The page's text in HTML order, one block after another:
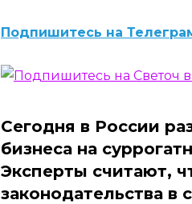
Подпишитесь на
Сегодня в России
бизнеса на
Эксперты считают,
законодательства в